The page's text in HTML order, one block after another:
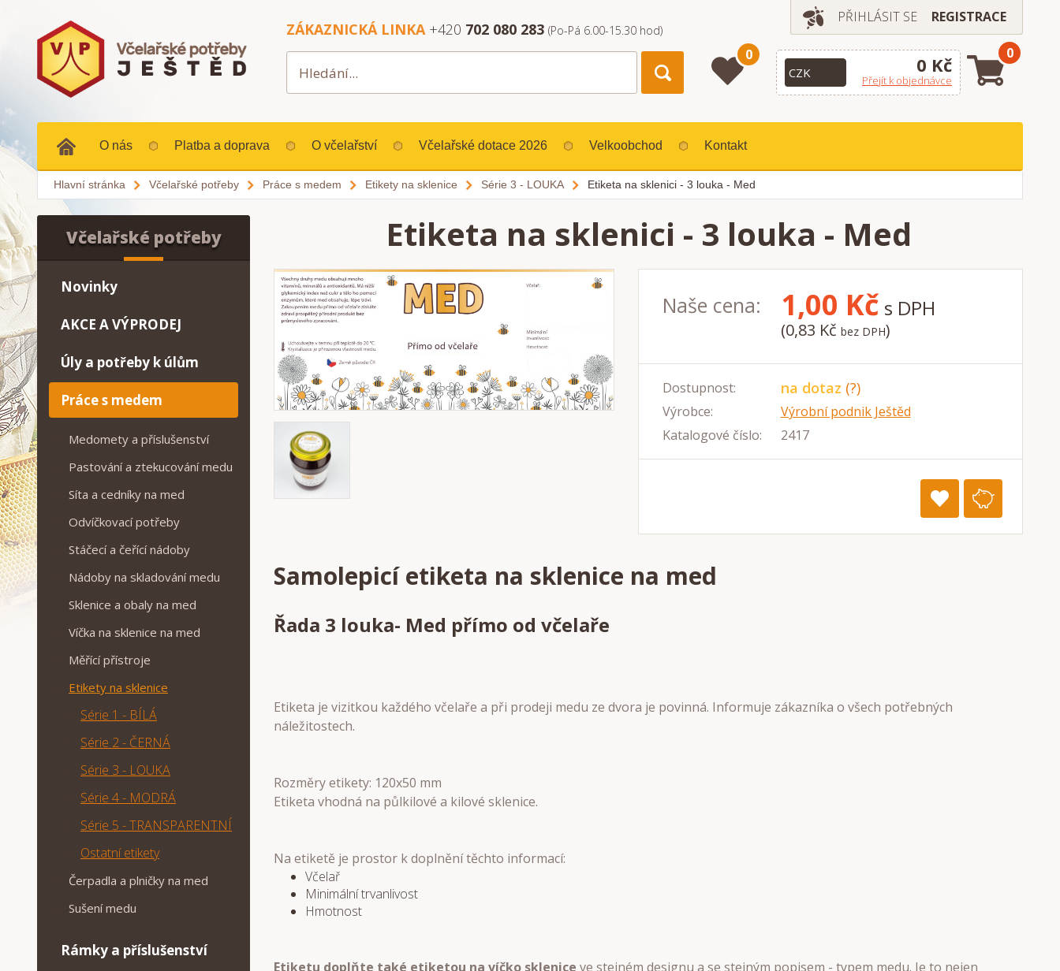
PŘIHLÁSIT SE REGISTRACE
ZÁKAZNICKÁ LINKA +420 702 080 283 (Po-Pá 6.00-15.30 hod)
0 0 Kč
Přejít k objednávce
0
O nás Platba a doprava O včelařství Včelařské dotace 2026 Velkoobchod Kontakt
Hlavní stránka Včelařské potřeby Práce s medem Etikety na sklenice Série 3 - LOUKA Etiketa na sklenici - 3 louka - Med
Etiketa na sklenici - 3 louka - Med
Naše cena: 1,00 Kč s DPH
(0,83 Kč bez DPH)
Dostupnost: na dotaz (?)
Výrobce:
Výrobní podnik Ještěd
Katalogové číslo:
2417
Samolepicí etiketa na sklenice na med
Řada 3 louka- Med přímo od včelaře
Etiketa je vizitkou každého včelaře a při prodeji medu ze dvora je povinná. Informuje zákazníka o všech potřebných
náležitostech.
Rozměry etikety: 120x50 mm
Etiketa vhodná na půlkilové a kilové sklenice.
Na etiketě je prostor k doplnění těchto informací:
Včelař
Minimální trvanlivost
Hmotnost
Etiketu doplňte také etiketou na víčko sklenice ve stejném designu a se stejným popisem - typem medu. Je to nejen
Včelařské potřeby
Novinky
AKCE A VÝPRODEJ
Úly a potřeby k úlům
Práce s medem
Medomety a příslušenství
Pastování a ztekucování medu
Síta a cedníky na med
Odvíčkovací potřeby
Stáčecí a čeřící nádoby
Nádoby na skladování medu
Sklenice a obaly na med
Víčka na sklenice na med
Měřící přístroje
Etikety na sklenice
Série 1 - BÍLÁ
Série 2 - ČERNÁ
Série 3 - LOUKA
Série 4 - MODRÁ
Série 5 - TRANSPARENTNÍ
Ostatní etikety
Čerpadla a plničky na med
Sušení medu
Rámky a příslušenství